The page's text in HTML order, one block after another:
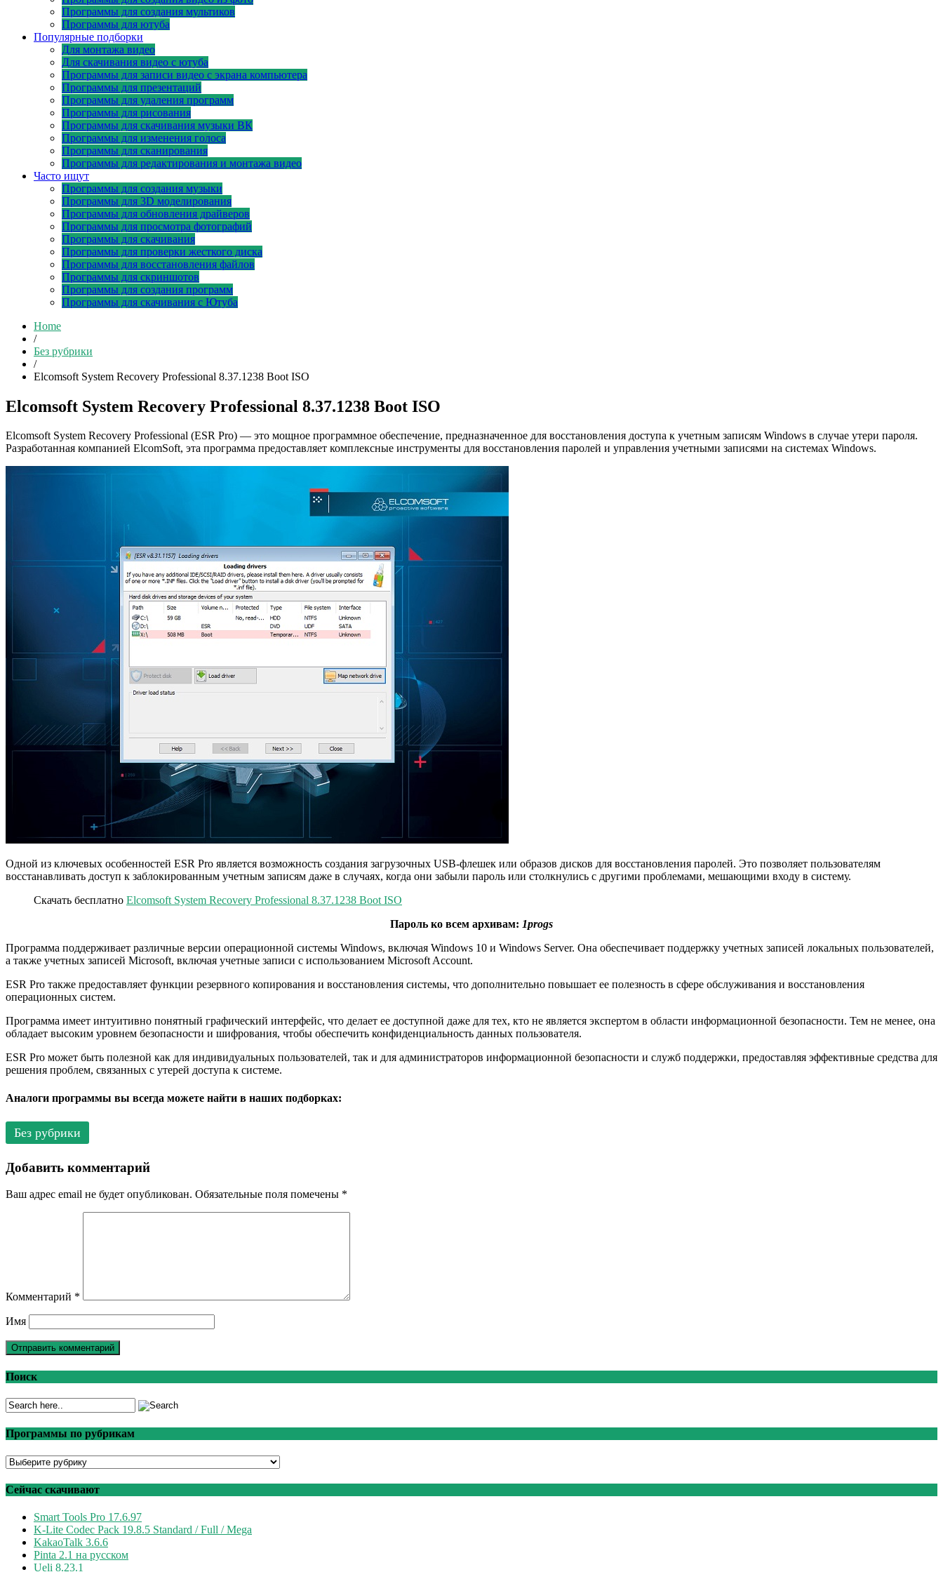
Программы для создания мультиков
Программы для ютуба
Популярные подборки
Для монтажа видео
Для скачивания видео с ютуба
Программы для записи видео с экрана компьютера
Программы для презентаций
Программы для удаления программ
Программы для рисования
Программы для скачивания музыки ВК
Программы для изменения голоса
Программы для сканирования
Программы для редактирования и монтажа видео
Часто ищут
Программы для создания музыки
Программы для 3D моделирования
Программы для обновления драйверов
Программы для просмотра фотографий
Программы для скачивания
Программы для проверки жесткого диска
Программы для восстановления файлов
Программы для скриншотов
Программы для создания программ
Программы для скачивания с Ютуба
Home
/
Без рубрики
/
Elcomsoft System Recovery Professional 8.37.1238 Boot ISO
Elcomsoft System Recovery Professional 8.37.1238 Boot ISO
Elcomsoft System Recovery Professional (ESR Pro) — это мощное программное обеспечение, предназначенное для восстановления доступа к учетным записям Windows в случае утери пароля.
Разработанная компанией ElcomSoft, эта программа предоставляет комплексные инструменты для восстановления паролей и управления учетными записями на системах Windows.
Одной из ключевых особенностей ESR Pro является возможность создания загрузочных USB-флешек или образов дисков для восстановления паролей. Это позволяет пользователям
восстанавливать доступ к заблокированным учетным записям даже в случаях, когда они забыли пароль или столкнулись с другими проблемами, мешающими входу в систему.
Скачать бесплатно Elcomsoft System Recovery Professional 8.37.1238 Boot ISO
Пароль ко всем архивам: 1progs
Программа поддерживает различные версии операционной системы Windows, включая Windows 10 и Windows Server. Она обеспечивает поддержку учетных записей локальных пользователей,
а также учетных записей Microsoft, включая учетные записи с использованием Microsoft Account.
ESR Pro также предоставляет функции резервного копирования и восстановления системы, что дополнительно повышает ее полезность в сфере обслуживания и восстановления
операционных систем.
Программа имеет интуитивно понятный графический интерфейс, что делает ее доступной даже для тех, кто не является экспертом в области информационной безопасности. Тем не менее, она
обладает высоким уровнем безопасности и шифрования, чтобы обеспечить конфиденциальность данных пользователя.
ESR Pro может быть полезной как для индивидуальных пользователей, так и для администраторов информационной безопасности и служб поддержки, предоставляя эффективные средства для
решения проблем, связанных с утерей доступа к системе.
Аналоги программы вы всегда можете найти в наших подборках:
Без рубрики
Добавить комментарий
Ваш адрес email не будет опубликован. Обязательные поля помечены *
Комментарий *
Имя
Поиск
Программы по рубрикам
Программы
рубрикам
Сейчас скачивают
Smart Tools Pro 17.6.97
K-Lite Codec Pack 19.8.5 Standard / Full / Mega
KakaoTalk 3.6.6
Pinta 2.1 на русском
Ueli 8.23.1